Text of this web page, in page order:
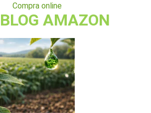
Compra online
BLOG AMAZON